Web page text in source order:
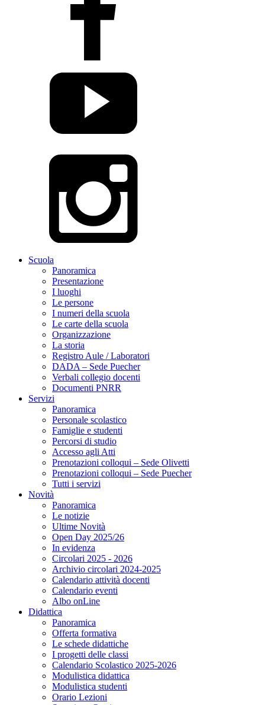
Scuola
Panoramica
Presentazione
I luoghi
Le persone
I numeri della scuola
Le carte della scuola
Organizzazione
La storia
Registro Aule / Laboratori
DADA – Sede Puecher
Verbali collegio docenti
Documenti PNRR
Servizi
Panoramica
Personale scolastico
Famiglie e studenti
Percorsi di studio
Accesso agli Atti
Prenotazioni colloqui – Sede Olivetti
Prenotazioni colloqui – Sede Puecher
Tutti i servizi
Novità
Panoramica
Le notizie
Ultime Novità
Open Day 2025/26
In evidenza
Circolari 2025 - 2026
Archivio circolari 2024-2025
Calendario attività docenti
Calendario eventi
Albo onLine
Didattica
Panoramica
Offerta formativa
Le schede didattiche
I progetti delle classi
Calendario Scolastico 2025-2026
Modulistica didattica
Modulistica studenti
Orario Lezioni